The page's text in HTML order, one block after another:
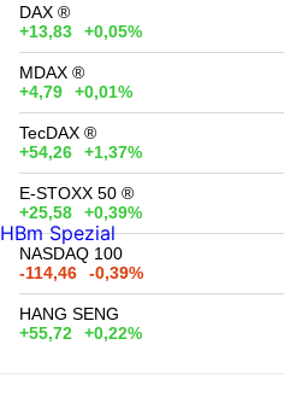
DAX ®
+13,83
+0,05%
MDAX ®
+4,79
+0,01%
TecDAX ®
+54,26
+1,37%
E-STOXX 50 ®
+25,58
+0,39%
NASDAQ 100
-114,46
-0,39%
HANG SENG
+55,72
+0,22%
HBm Spezial